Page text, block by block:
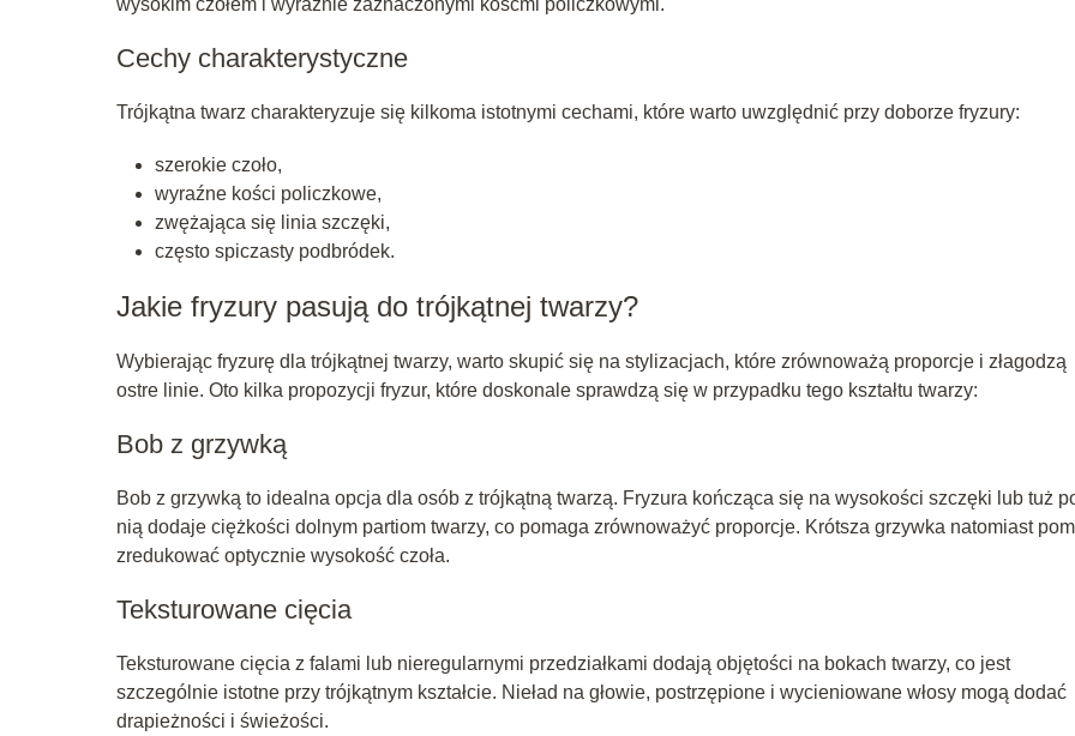
Cechy charakterystyczne
Trójkątna twarz charakteryzuje się kilkoma istotnymi cechami, które warto uwzględnić przy doborze fryzury:
szerokie czoło,
wyraźne kości policzkowe,
zwężająca się linia szczęki,
często spiczasty podbródek.
Jakie fryzury pasują do trójkątnej twarzy?
Wybierając fryzurę dla trójkątnej twarzy, warto skupić się na stylizacjach, które zrównoważą proporcje i złagodzą
ostre linie. Oto kilka propozycji fryzur, które doskonale sprawdzą się w przypadku tego kształtu twarzy:
Bob z grzywką
Bob z grzywką to idealna opcja dla osób z trójkątną twarzą. Fryzura kończąca się na wysokości szczęki lub tuż
nią dodaje ciężkości dolnym partiom twarzy, co pomaga zrównoważyć proporcje. Krótsza grzywka natomiast
zredukować optycznie wysokość czoła.
Teksturowane cięcia
Teksturowane cięcia z falami lub nieregularnymi przedziałkami dodają objętości na bokach twarzy, co jest
szczególnie istotne przy trójkątnym kształcie. Nieład na głowie, postrzępione i wycieniowane włosy mogą dodać
drapieżności i świeżości.